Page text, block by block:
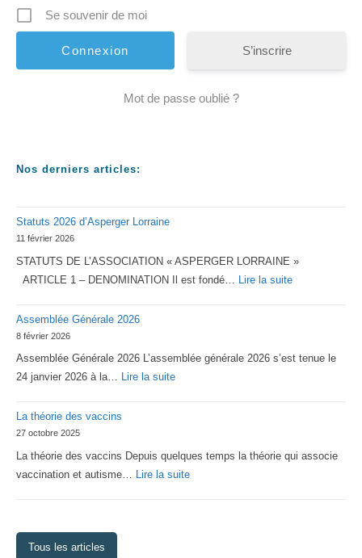
Se souvenir de moi
S’inscrire
Mot de passe oublié ?
Nos derniers articles:
Statuts 2026 d’Asperger Lorraine
11 février 2026
STATUTS DE L’ASSOCIATION « ASPERGER LORRAINE »
ARTICLE 1 – DENOMINATION Il est fondé… Lire la suite:
Lorraine
Assemblée Générale 2026
8 février 2026
Assemblée Générale 2026 L’assemblée générale 2026 s’est tenue le
24 janvier 2026 à la… Lire la suite:
La théorie des vaccins
27 octobre 2025
La théorie des vaccins Depuis quelques temps la théorie qui associe
vaccination et autisme… Lire la suite:
Tous les articles